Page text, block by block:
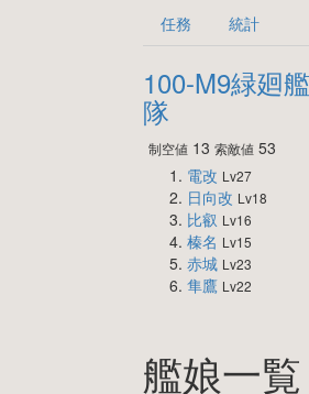
任務 統計
100-M9緑廻艦
隊
制空値 13 索敵値 53
電改 Lv27
日向改 Lv18
比叡 Lv16
榛名 Lv15
赤城 Lv23
隼鷹 Lv22
艦娘一覧